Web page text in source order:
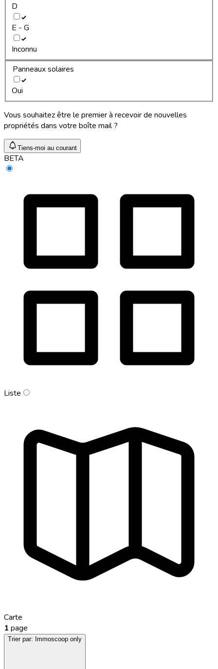
D
E - G
Inconnu
Panneaux solaires
Oui
Vous souhaitez être le premier à recevoir de nouvelles
propriétés dans votre boîte mail ?
Tiens-moi au courant
BETA
Liste
Carte
1 page
Trier par: Immoscoop only